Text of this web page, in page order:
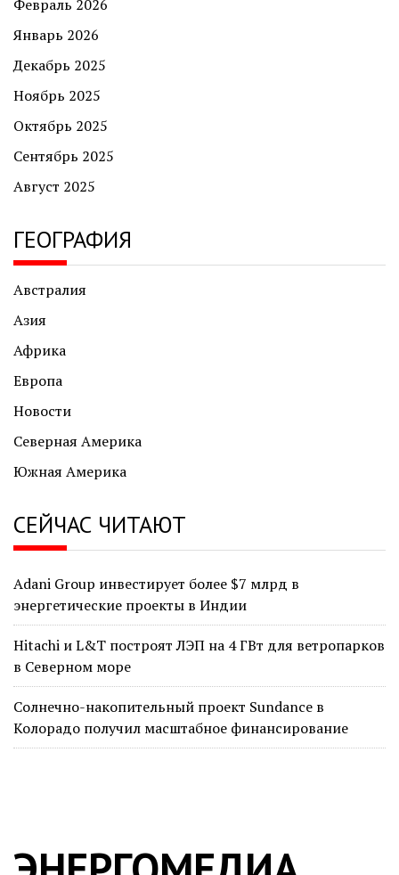
Февраль 2026
Январь 2026
Декабрь 2025
Ноябрь 2025
Октябрь 2025
Сентябрь 2025
Август 2025
ГЕОГРАФИЯ
Австралия
Азия
Африка
Европа
Новости
Северная Америка
Южная Америка
СЕЙЧАС ЧИТАЮТ
Adani Group инвестирует более $7 млрд в
энергетические проекты в Индии
Hitachi и L&T построят ЛЭП на 4 ГВт для ветропарков
в Северном море
Солнечно-накопительный проект Sundance в
Колорадо получил масштабное финансирование